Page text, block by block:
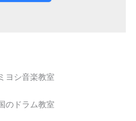
ヨシ音楽教室
のドラム教室